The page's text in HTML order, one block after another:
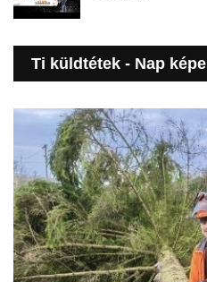
Ti küldtétek - Nap képe